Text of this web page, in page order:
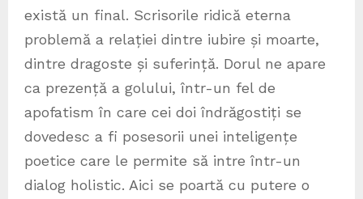
există un final. Scrisorile ridică eterna
problemă a relației dintre iubire și moarte,
dintre dragoste și suferință. Dorul ne apare
ca prezență a golului, într-un fel de
apofatism în care cei doi îndrăgostiți se
dovedesc a fi posesorii unei inteligențe
poetice care le permite să intre într-un
dialog holistic. Aici se poartă cu putere o